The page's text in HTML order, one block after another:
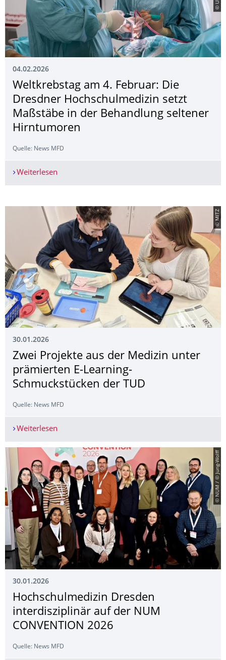
04.02.2026
Weltkrebstag am 4. Februar: Die
Dresdner Hochschulmedizin setzt
Maßstäbe in der Behandlung seltener
Hirntumoren
Quelle: News MFD
Weiterlesen
© MITZ
30.01.2026
Zwei Projekte aus der Medizin unter
prämierten E-Learning-
Schmuckstücken der TUD
Quelle: News MFD
Weiterlesen
© NUM / © Jung-Wolff
30.01.2026
Hochschulmedizin Dresden
interdisziplinär auf der NUM
CONVENTION 2026
Quelle: News MFD